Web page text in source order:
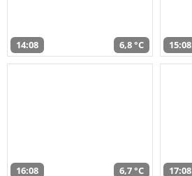
14:08 6,8 °C 15:08
16:08 6,7 °C 17:08